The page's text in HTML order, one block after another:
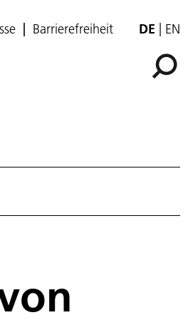
Barrierefreiheit DE EN